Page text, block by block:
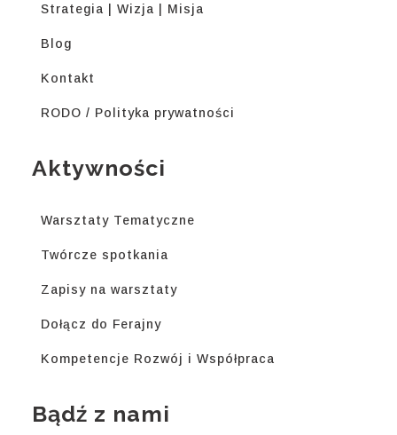
Strategia | Wizja | Misja
Blog
Kontakt
RODO / Polityka prywatności
Aktywności
Warsztaty Tematyczne
Twórcze spotkania
Zapisy na warsztaty
Dołącz do Ferajny
Kompetencje Rozwój i Współpraca
Bądź z nami